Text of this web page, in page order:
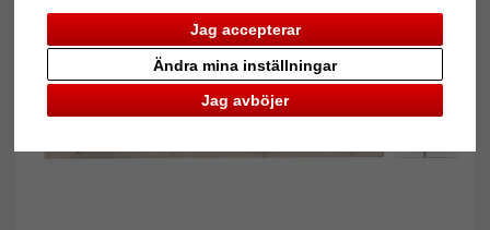
Jag accepterar
Jag avböjer
Ändra mina inställningar